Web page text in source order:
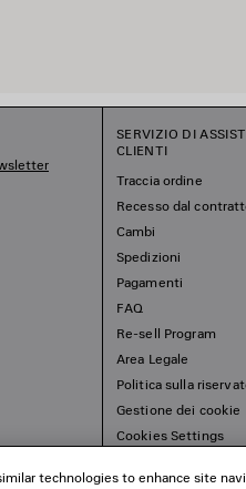
SERVIZIO DI
CLIENTI
Traccia ordine
Recesso dal
Cambi
Spedizioni
Pagamenti
FAQ
Re-sell Program
Area Legale
Politica sulla
Gestione dei cookie
Cookies Settings
technologies to enhance site